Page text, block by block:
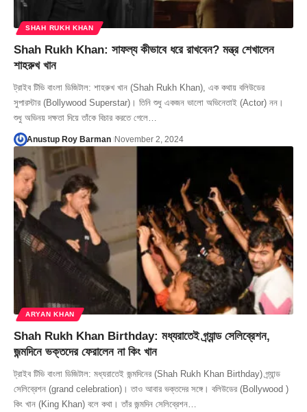
SHAH RUKH KHAN
Shah Rukh Khan: সাফল্য কীভাবে ধরে রাখবেন? মন্ত্র শেখালেন
শাহরুখ খান
ট্রাইব টিভি বাংলা ডিজিটাল: শাহরুখ খান (Shah Rukh Khan), এক কথায় বলিউডের
সুপারস্টার (Bollywood Superstar)। তিনি শুধু একজন ভালো অভিনেতাই (Actor) নন।
শুধু অভিনয় দক্ষতা দিয়ে তাঁকে বিচার করতে গেলে…
Anustup Roy Barman November 2, 2024
ARYAN KHAN
Shah Rukh Khan Birthday: মধ্যরাতেই গ্র্যান্ড সেলিব্রেশন,
জন্মদিনে ভক্তদের ফেরালেন না কিং খান
ট্রাইব টিভি বাংলা ডিজিটাল: মধ্যরাতেই জন্মদিনের (Shah Rukh Khan Birthday) গ্র্যান্ড
সেলিব্রেশন (grand celebration)। তাও আবার ভক্তদের সঙ্গে। বলিউডের (Bollywood )
কিং খান (King Khan) বলে কথা। তাঁর জন্মদিন সেলিব্রেশন…